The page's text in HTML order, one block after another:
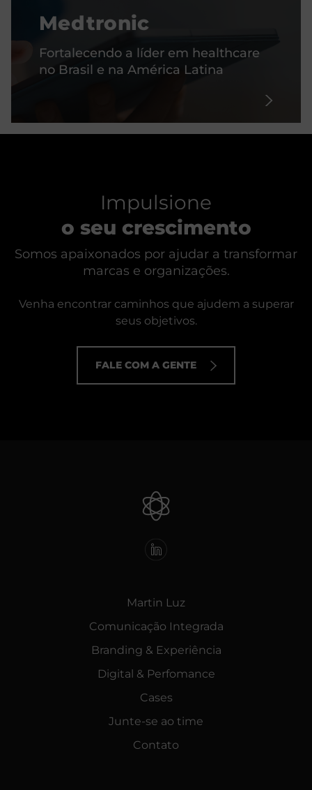
Medtronic
Fortalecendo a líder em healthcare
no Brasil e na América Latina
Impulsione
o seu crescimento
Somos apaixonados por ajudar a transformar
marcas e organizações.
Venha encontrar caminhos que ajudem a superar
seus objetivos.
FALE COM A GENTE
Martin Luz
Comunicação Integrada
Branding & Experiência
Digital & Perfomance
Cases
Junte-se ao time
Contato